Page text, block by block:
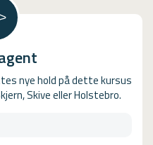
nye hold på dette kursus
Skive eller Holstebro.